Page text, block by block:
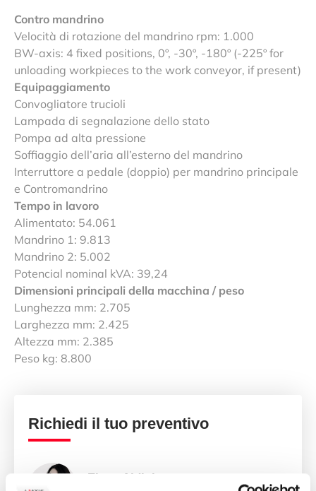
Contro mandrino
Velocità di rotazione del mandrino rpm: 1.000
BW-axis: 4 fixed positions, 0º, -30º, -180º (-225º for
unloading workpieces to the work conveyor, if present)
Equipaggiamento
Convogliatore trucioli
Lampada di segnalazione dello stato
Pompa ad alta pressione
Soffiaggio dell’aria all’esterno del mandrino
Interruttore a pedale (doppio) per mandrino principale
e Contromandrino
Tempo in lavoro
Alimentato: 54.061
Mandrino 1: 9.813
Mandrino 2: 5.002
Potencial nominal kVA: 39,24
Dimensioni principali della macchina / peso
Lunghezza mm: 2.705
Larghezza mm: 2.425
Altezza mm: 2.385
Peso kg: 8.800
Richiedi il tuo preventivo
Elona Ajdini